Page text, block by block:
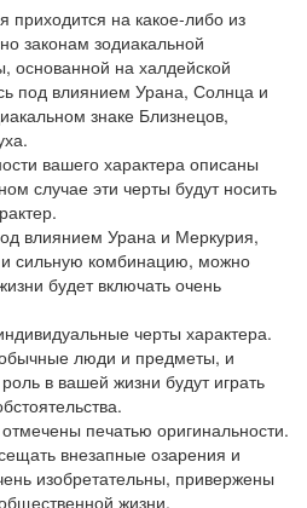
приходится на какое-либо из
законам зодиакальной
основанной на халдейской
под влиянием Урана, Солнца и
знаке Близнецов,
вашего характера описаны
случае эти черты будут носить
влиянием Урана и Меркурия,
сильную комбинацию, можно
будет включать очень
черты характера.
люди и предметы, и
в вашей жизни будут играть
печатью оригинальности.
внезапные озарения и
изобретательны, привержены
жизни,